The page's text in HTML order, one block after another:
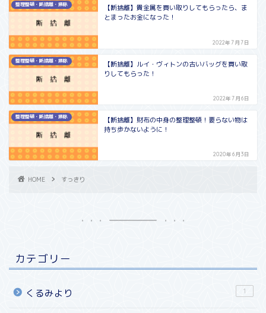
整理整頓・断捨離・掃除
【断捨離】貴金属を買い取りしてもらったら、ま
とまったお金になった！
2022年7月7日
整理整頓・断捨離・掃除
【断捨離】ルイ・ヴィトンの古いバッグを買い取
りしてもらった！
2022年7月6日
整理整頓・断捨離・掃除
【断捨離】財布の中身の整理整頓！要らない物は
持ち歩かないように！
2020年6月3日
HOME すっきり
カテゴリー
くるみより 1